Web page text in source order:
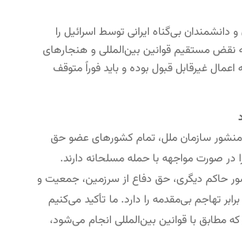
دانشمندان بی‌گناه ایرانی توسط اسرائیل را
مستقیم قوانین بین‌المللی و هنجارهای
غیرقابل قبول بوده و باید فوراً متوقف
اساس ماده ۵۱ منشور سازمان ملل، تمام کشورهای عضو حق
در صورت مواجهه با حمله مسلحانه دارند.
حاکم دیگری، حق دفاع از سرزمین، جمعیت و
تهاجم بی‌مقدمه را دارد. ما تأکید می‌کنیم
مطابق با قوانین بین‌المللی انجام می‌شود،